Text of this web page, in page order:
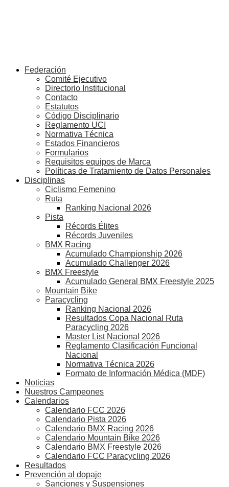
Federación
Comité Ejecutivo
Directorio Institucional
Contacto
Estatutos
Código Disciplinario
Reglamento UCI
Normativa Técnica
Estados Financieros
Formularios
Requisitos equipos de Marca
Políticas de Tratamiento de Datos Personales
Disciplinas
Ciclismo Femenino
Ruta
Ranking Nacional 2026
Pista
Récords Élites
Récords Juveniles
BMX Racing
Acumulado Championship 2026
Acumulado Challenger 2026
BMX Freestyle
Acumulado General BMX Freestyle 2025
Mountain Bike
Paracycling
Ranking Nacional 2026
Resultados Copa Nacional Ruta
Paracycling 2026
Master List Nacional 2026
Reglamento Clasificación Funcional
Nacional
Normativa Técnica 2026
Formato de Información Médica (MDF)
Noticias
Nuestros Campeones
Calendarios
Calendario FCC 2026
Calendario Pista 2026
Calendario BMX Racing 2026
Calendario Mountain Bike 2026
Calendario BMX Freestyle 2026
Calendario FCC Paracycling 2026
Resultados
Prevención al dopaje
Sanciones y Suspensiones